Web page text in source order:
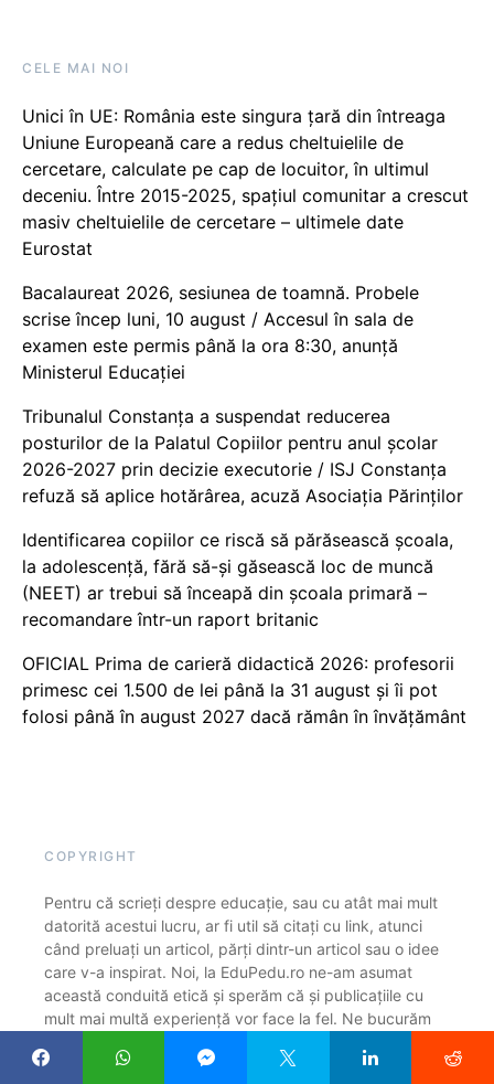
CELE MAI NOI
Unici în UE: România este singura țară din întreaga
Uniune Europeană care a redus cheltuielile de
cercetare, calculate pe cap de locuitor, în ultimul
deceniu. Între 2015-2025, spațiul comunitar a crescut
masiv cheltuielile de cercetare – ultimele date
Eurostat
Bacalaureat 2026, sesiunea de toamnă. Probele
scrise încep luni, 10 august / Accesul în sala de
examen este permis până la ora 8:30, anunță
Ministerul Educației
Tribunalul Constanța a suspendat reducerea
posturilor de la Palatul Copiilor pentru anul școlar
2026-2027 prin decizie executorie / ISJ Constanța
refuză să aplice hotărârea, acuză Asociația Părinților
Identificarea copiilor ce riscă să părăsească școala,
la adolescență, fără să-și găsească loc de muncă
(NEET) ar trebui să înceapă din școala primară –
recomandare într-un raport britanic
OFICIAL Prima de carieră didactică 2026: profesorii
primesc cei 1.500 de lei până la 31 august și îi pot
folosi până în august 2027 dacă rămân în învățământ
COPYRIGHT
Pentru că scrieți despre educație, sau cu atât mai mult
datorită acestui lucru, ar fi util să citați cu link, atunci
când preluați un articol, părți dintr-un articol sau o idee
care v-a inspirat. Noi, la EduPedu.ro ne-am asumat
această conduită etică și sperăm că și publicațiile cu
mult mai multă experiență vor face la fel. Ne bucurăm
siguri că înțelegeți rugămintea noastră de a cita sursa